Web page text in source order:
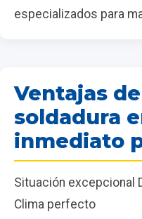
especializados para
Ventajas
soldadura
inmediato
Situación excepcional
Clima perfecto